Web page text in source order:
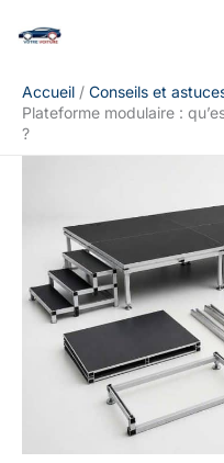
Accueil
Conseils et
Plateforme modulaire :
?